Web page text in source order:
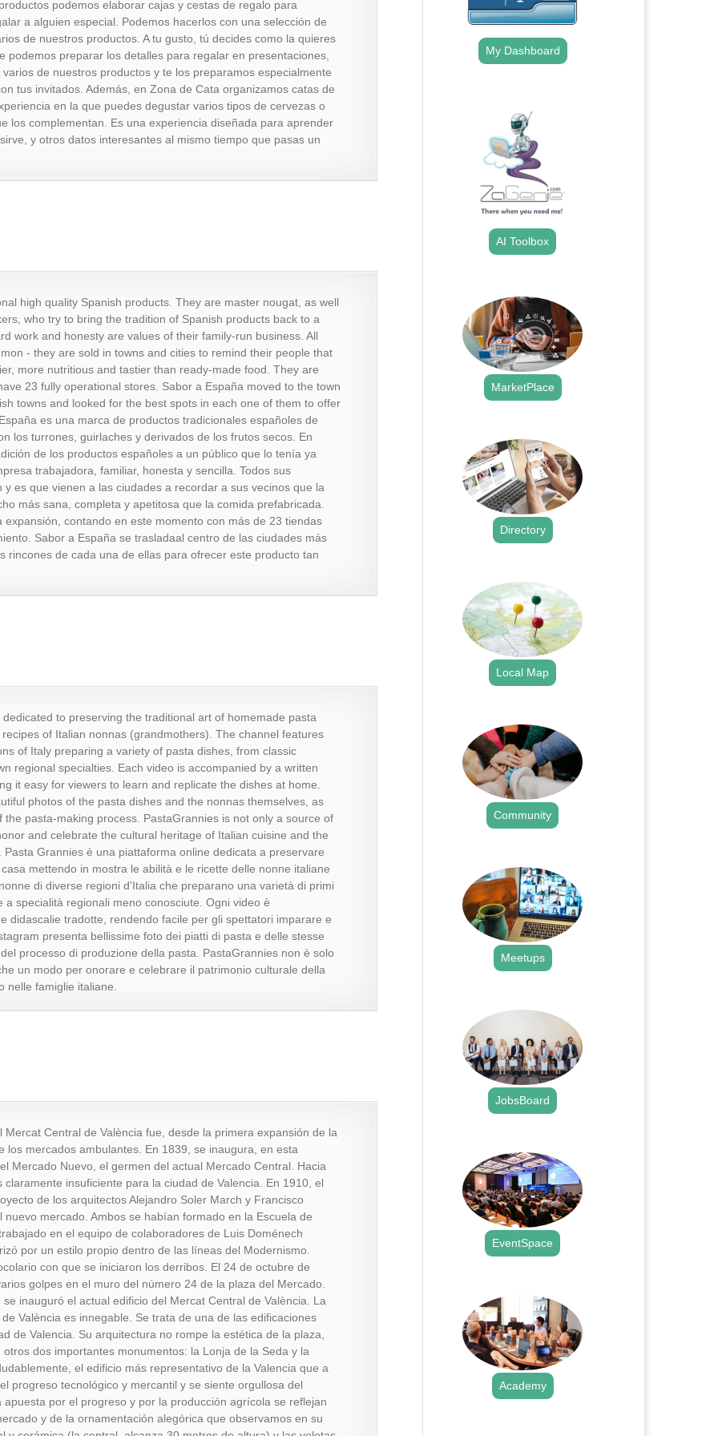
podemos elaborar cajas y cestas de regalo para
a alguien especial. Podemos hacerlos con una selección de
de nuestros productos. A tu gusto, tú decides como la quieres
podemos preparar los detalles para regalar en presentaciones,
de nuestros productos y te los preparamos especialmente
tus invitados. Además, en Zona de Cata organizamos catas de
en la que puedes degustar varios tipos de cervezas o
los complementan. Es una experiencia diseñada para aprender
y otros datos interesantes al mismo tiempo que pasas un
high quality Spanish products. They are master nougat, as well
who try to bring the tradition of Spanish products back to a
work and honesty are values of their family-run business. All
- they are sold in towns and cities to remind their people that
more nutritious and tastier than ready-made food. They are
23 fully operational stores. Sabor a España moved to the town
towns and looked for the best spots in each one of them to offer
es una marca de productos tradicionales españoles de
los turrones, guirlaches y derivados de los frutos secos. En
de los productos españoles a un público que lo tenía ya
trabajadora, familiar, honesta y sencilla. Todos sus
es que vienen a las ciudades a recordar a sus vecinos que la
más sana, completa y apetitosa que la comida prefabricada.
contando en este momento con más de 23 tiendas
Sabor a España se trasladaal centro de las ciudades más
rincones de cada una de ellas para ofrecer este producto tan
to preserving the traditional art of homemade pasta
of Italian nonnas (grandmothers). The channel features
of Italy preparing a variety of pasta dishes, from classic
regional specialties. Each video is accompanied by a written
it easy for viewers to learn and replicate the dishes at home.
photos of the pasta dishes and the nonnas themselves, as
pasta-making process. PastaGrannies is not only a source of
and celebrate the cultural heritage of Italian cuisine and the
Grannies è una piattaforma online dedicata a preservare
mettendo in mostra le abilità e le ricette delle nonne italiane
di diverse regioni d'Italia che preparano una varietà di primi
specialità regionali meno conosciute. Ogni video è
didascalie tradotte, rendendo facile per gli spettatori imparare e
presenta bellissime foto dei piatti di pasta e delle stesse
processo di produzione della pasta. PastaGrannies non è solo
un modo per onorare e celebrare il patrimonio culturale della
nelle famiglie italiane.
Central de València fue, desde la primera expansión de la
los mercados ambulantes. En 1839, se inaugura, en esta
Mercado Nuevo, el germen del actual Mercado Central. Hacia
insuficiente para la ciudad de Valencia. En 1910, el
de los arquitectos Alejandro Soler March y Francisco
mercado. Ambos se habían formado en la Escuela de
en el equipo de colaboradores de Luis Doménech
por un estilo propio dentro de las líneas del Modernismo.
con que se iniciaron los derribos. El 24 de octubre de
golpes en el muro del número 24 de la plaza del Mercado.
inauguró el actual edificio del Mercat Central de València. La
València es innegable. Se trata de una de las edificaciones
de Valencia. Su arquitectura no rompe la estética de la plaza,
dos importantes monumentos: la Lonja de la Seda y la
el edificio más representativo de la Valencia que a
progreso tecnológico y mercantil y se siente orgullosa del
por el progreso y por la producción agrícola se reflejan
y de la ornamentación alegórica que observamos en su
My Dashboard
AI Toolbox
MarketPlace
Directory
Local Map
Community
Meetups
JobsBoard
EventSpace
Academy